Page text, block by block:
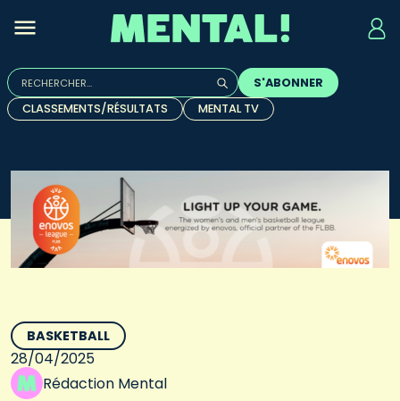
Rechercher :
Quand les résultats de l'auto-complétion sont
S'ABONNER
CLASSEMENTS/RÉSULTATS
MENTAL TV
BASKETBALL
28/04/2025
Rédaction Mental